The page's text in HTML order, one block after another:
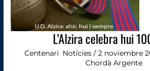
L’Alzira celebra hui
Centenari Notícies/ 2 noviembre
Chordà Argente